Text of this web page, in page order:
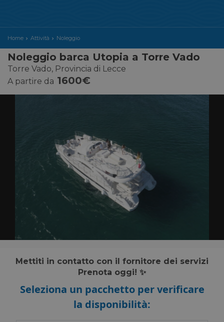
Home Attività Noleggio
Noleggio barca Utopia a Torre Vado
Torre Vado, Provincia di Lecce
A partire da 1600€
Mettiti in contatto con il fornitore dei servizi
Prenota oggi! ✨
Seleziona un pacchetto per verificare
la disponibilità: